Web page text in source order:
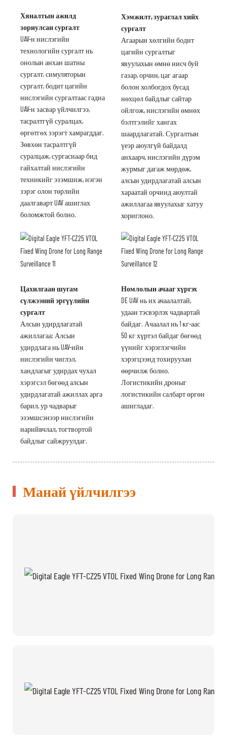
Хяналтын ажилд
зориулсан сургалт
UAV-н нислэгийн
технологийн сургалт нь
онолын анхан шатны
сургалт, симуляторын
сургалт, бодит цагийн
нислэгийн сургалтаас гадна
UAV-н засвар үйлчилгээ,
тасралтгүй суралцах,
өргөтгөх зэрэгт хамрагддаг.
Зөвхөн тасралтгүй
суралцаж, сургаснаар бид
гайхалтай нислэгийн
техникийг эзэмшиж, нэгэн
зэрэг олон төрлийн
даалгаварт UAV ашиглах
боломжтой болно.
Хэмжилт, зураглал хийх
сургалт
Агаарын хөлгийн бодит
цагийн сургалтыг
явуулахын өмнө нисч буй
газар, орчин, цаг агаар
болон холбогдох бусад
нөхцөл байдлыг сайтар
ойлгож, нислэгийн өмнөх
бэлтгэлийг хангах
шаардлагатай. Сургалтын
үеэр аюулгүй байдалд
анхаарч, нислэгийн дүрэм
журмыг дагаж мөрдөж,
алсын удирдлагатай алсын
хараатай орчинд аюултай
ажиллагаа явуулахыг хатуу
хориглоно.
Цахилгаан шугам
сүлжээний эргүүлийн
сургалт
Алсын удирдлагатай
ажиллагаа: Алсын
удирдлага нь UAV-ийн
нислэгийн чиглэл,
хандлагыг удирдах чухал
хэрэгсэл бөгөөд алсын
удирдлагатай ажиллах арга
барил, ур чадварыг
эзэмшсэнээр нислэгийн
нарийвчлал, тогтвортой
байдлыг сайжруулдаг.
Номлолын ачааг хүргэх
DE UAV нь их ачаалалтай,
удаан тэсвэрлэх чадвартай
байдаг. Ачаалал нь 1 кг-аас
50 кг хүртэл байдаг бөгөөд
үүнийг хэрэглэгчийн
хэрэгцээнд тохируулан
өөрчилж болно.
Логистикийн дроныг
логистикийн салбарт өргөн
ашигладаг.
Манай үйлчилгээ